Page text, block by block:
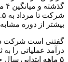
گذشته و
مشابه سال
را به ثبت